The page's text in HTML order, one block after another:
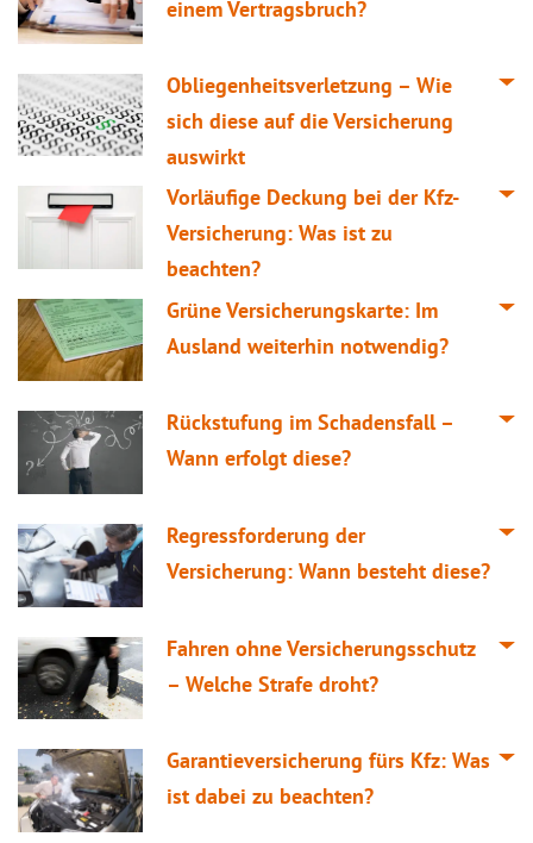
einem Vertragsbruch?
Obliegenheitsverletzung – Wie
sich diese auf die Versicherung
auswirkt
Vorläufige Deckung bei der Kfz-
Versicherung: Was ist zu
beachten?
Grüne Versicherungskarte: Im
Ausland weiterhin notwendig?
Rückstufung im Schadensfall –
Wann erfolgt diese?
Regressforderung der
Versicherung: Wann besteht diese?
Fahren ohne Versicherungsschutz
– Welche Strafe droht?
Garantieversicherung fürs Kfz: Was
ist dabei zu beachten?